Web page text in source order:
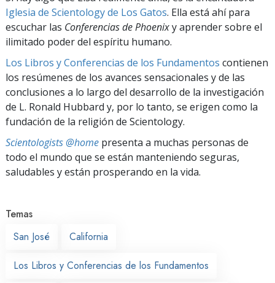
Iglesia de Scientology de Los Gatos. Ella está ahí para
escuchar las Conferencias de Phoenixy aprender sobre el
ilimitado poder del espíritu humano.
Los Libros y Conferencias de los Fundamentos contienen
los resúmenes de los avances sensacionales y de las
conclusiones a lo largo del desarrollo de la investigación
de L. Ronald Hubbard y, por lo tanto, se erigen como la
fundación de la religión de Scientology.
Scientologists @home presenta a muchas personas de
todo el mundo que se están manteniendo seguras,
saludables y están prosperando en la vida.
Temas
San José
California
Los Libros y Conferencias de los Fundamentos